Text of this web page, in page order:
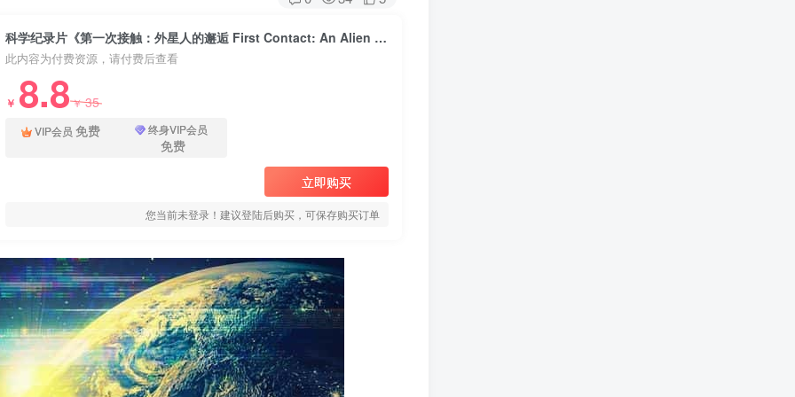
科学纪录片《第一次接触：外星人的邂逅 First Contact: An Alien Encounter》下载
此内容为付费资源，请付费后查看
￥ 8.8￥35
VIP会员 免费 终身VIP会员
免费
立即购买
您当前未登录！建议登陆后购买，可保存购买订单